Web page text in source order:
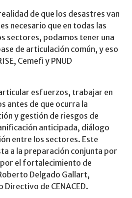
de que los desastres van
necesario que en todas las
sectores, podamos tener una
de articulación común, y eso
Cemefi y PNUD
esfuerzos, trabajar en
antes de que ocurra la
y gestión de riesgos de
anticipada, diálogo
entre los sectores. Este
a la preparación conjunta por
el fortalecimiento de
Delgado Gallart,
de CENACED.